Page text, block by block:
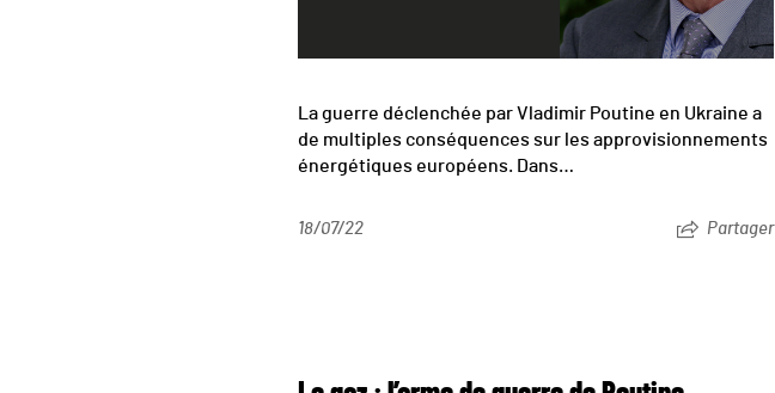
La guerre déclenchée par Vladimir Poutine en Ukraine a
de multiples conséquences sur les approvisionnements
énergétiques européens. Dans…
18/07/22 Partager